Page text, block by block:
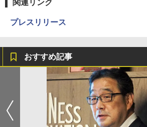
関連リンク
プレスリリース
おすすめ記事